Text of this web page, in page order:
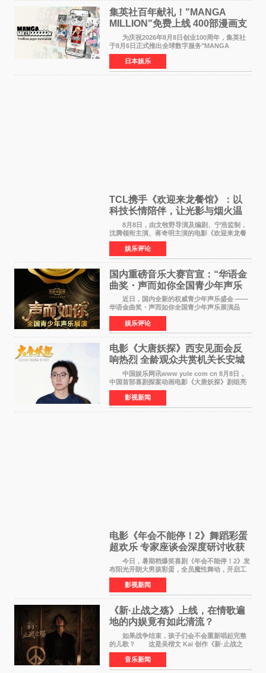
集英社百年献礼！"MANGA
MILLION"免费上线 400部漫画支
援逾百种语言
为庆祝2026年8月8日创业100周年，集英社
于8月6日正式推出全球数字服务"MANGA
MILLION"，无需注册即可免费阅读近400部漫画
作品，总量达100万页，翻译成100多种语言面向
全球读者开放。该服务预
日本娱乐
TCL携手《欢迎来龙餐馆》：以
科技长情陪伴，让光影与烟火温
暖生活
8月8日，由文牧野导演及编剧、宁浩监制，
沈腾领衔主演、蒋奇明主演的电影《欢迎来龙餐
馆》在上海超前点映，主创团队携影片亮相与观
众提前见面。TCL作为本片独家合作伙伴，在路
演现场设置品牌互
娱乐评论
国内重磅音乐大赛官宣：“华语金
曲奖・声而如你全国青少年声乐
展演” 正式启幕，阿沁出任明星总
评审
近日，国内全新的权威青少年声乐盛会 ——
华语金曲奖・声而如你全国青少年声乐展演品
牌，在湖南长沙隆重举行官宣，国内又一高规格
青少年声乐赛事全面启航。 本赛事由寰宇声
扬联合华语金曲
娱乐评论
电影《大唐妖探》西安见面会反
响热烈 全龄观众共赏机关长安城
中国娱乐网讯www yule com cn 8月8日，
中国首部喜剧探案动画电影《大唐妖探》剧组亮
相西安，举办线下见面会活动。导演程腾、联合
导演黄珉、总制片人曹紫建、制片人李莹莹、领
衔声音出演雷淞然
影视新闻
电影《年会不能停！2》舞蹈彩蛋
超欢乐 专家座谈会深度研讨收获
满满
今日，暑期档爆笑喜剧《年会不能停！2》发
布阳光开朗大男孩彩蛋，全员魔性舞动，开启工
位狂欢模式。影片于昨日同步举办专家座谈会，
导演董润年、总制片人应萝佳出席现场，与一众
业内、学界专家
影视新闻
《新·止战之殇》上线，在情歌遍
地的内娱竟有如此清流？
如果战争结束，孩子们会不会重新唱起完整
的儿歌？ 这是吴楷文 Kai 创作《新·止战之
殇》时最初的想法。 从伊朗相关冲突引发的
地区局势，到世界各地仍在发生的动荡与不安，
战争从来不只
音乐新闻